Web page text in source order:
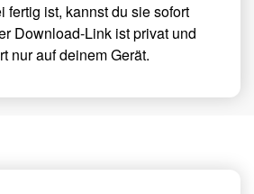
fertig ist, kannst du sie sofort
Download-Link ist privat und
nur auf deinem Gerät.